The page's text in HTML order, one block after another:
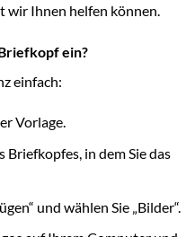
wir Ihnen helfen können.
ein?
einfach:
Vorlage.
Briefkopfes, in dem Sie das
und wählen Sie „Bilder“.